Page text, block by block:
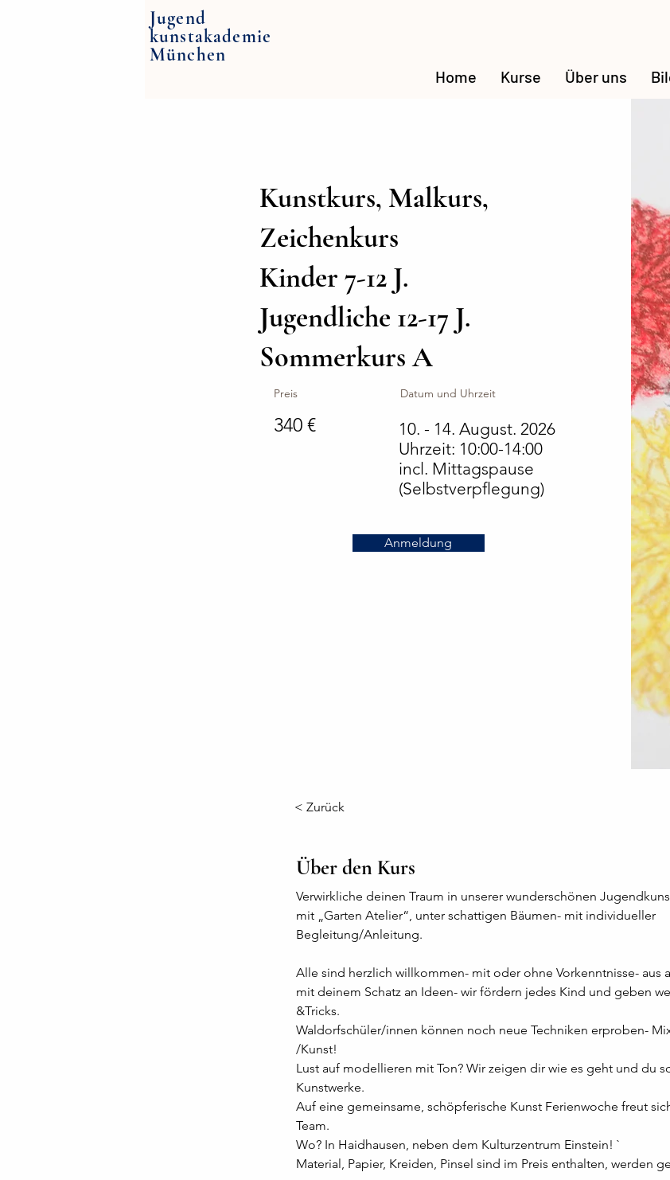
Jugend
kunstakademie
München
Home Kurse Über uns
Kunstkurs, Malkurs,
Zeichenkurs
Kinder 7-12 J.
Jugendliche 12-17 J.
Sommerkurs A
Preis
340 €
Datum und Uhrzeit
10. - 14. August. 2026
Uhrzeit: 10:00-14:00
incl. Mittagspause
(Selbstverpflegung)
Anmeldung
< Zurück
Über den Kurs
Verwirkliche deinen Traum in unserer wunderschönen
mit „Garten Atelier“, unter schattigen Bäumen- mit individueller
Begleitung/Anleitung.
Alle sind herzlich willkommen- mit oder ohne Vorkenntnisse- aus
mit deinem Schatz an Ideen- wir fördern jedes Kind und geben
&Tricks.
Waldorfschüler/innen können noch neue Techniken erproben-
/Kunst!
Lust auf modellieren mit Ton? Wir zeigen dir wie es geht und du
Kunstwerke.
Auf eine gemeinsame, schöpferische Kunst Ferienwoche freut
Team.
Wo? In Haidhausen, neben dem Kulturzentrum Einstein! `
Material, Papier, Kreiden, Pinsel sind im Preis enthalten, werden